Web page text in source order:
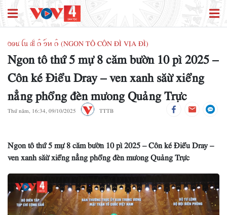
ꪉꪮꪙ ꪶꪕ ꫛ ꪒꪲ ꪫꪸꪀ ꪒꪲ (NGON TÔ CÔN ĐÌ VỊA ĐÌ)
Ngon tô thứ 5 mự 8 căm bườn 10 pì 2025 –
Côn ké Điểu Dray – ven xanh săừ xiểng
nẳng phổng đèn mưong Quảng Trực
Thứ năm, 16:34, 09/10/2025 TTTB
Ngon tô thứ 5 mự 8 căm bườn 10 pì 2025 – Côn ké Điểu Dray –
ven xanh săừ xiểng nẳng phổng đèn mưong Quảng Trực